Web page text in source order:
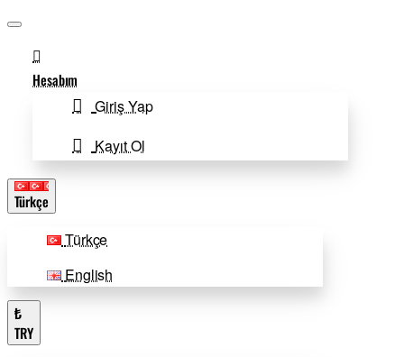
Hesabım
Giriş Yap
Kayıt Ol
Türkçe
Türkçe
English
₺
TRY